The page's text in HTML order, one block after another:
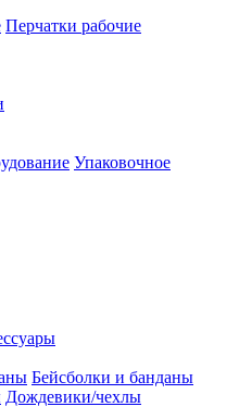
Перчатки рабочие
Упаковочное
Бейсболки и банданы
Дождевики/чехлы